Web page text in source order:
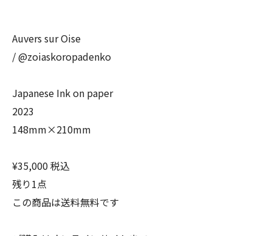
Auvers sur Oise
/ @zoiaskoropadenko
Japanese Ink on paper
2023
148mm×210mm
¥35,000 税込
残り1点
この商品は送料無料です